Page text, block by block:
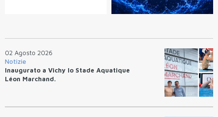
02 Agosto 2026
Notizie
Inaugurato a Vichy lo Stade Aquatique
Léon Marchand.